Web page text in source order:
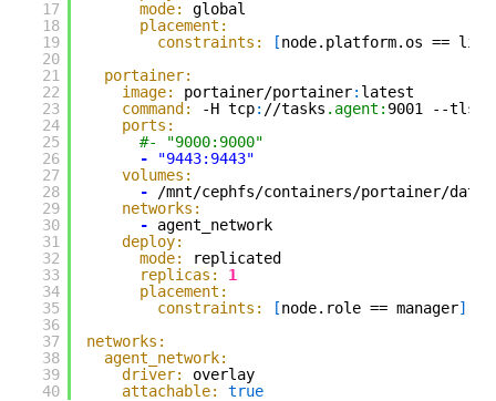
17
18
19
20
21
22
23
24
25
26
27
28
29
30
31
32
33
34
35
36
37
38
39
40
mode:
global
placement:
constraints:
[node.platform.os ==
portainer:
image:
portainer/portainer: latest
command:
-H tcp: //tasks .agent: 9001 --
ports:
#- "9000:9000"
-
"9443:9443"
volumes:
-
/mnt/cephfs/containers/portainer/data
networks:
-
agent_network
deploy:
mode:
replicated
replicas:
1
placement:
constraints:
[node.role == manager]
networks:
agent_network:
driver:
overlay
attachable:
true